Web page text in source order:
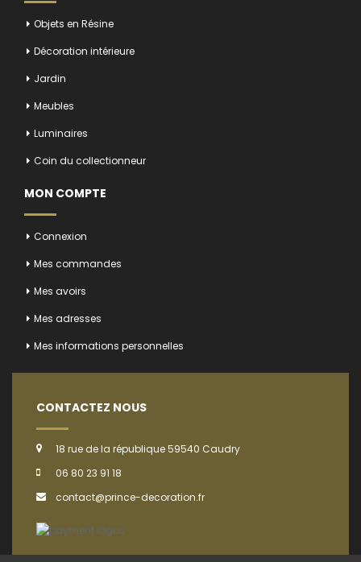
Objets en Résine
Décoration intérieure
Jardin
Meubles
Luminaires
Coin du collectionneur
MON COMPTE
Connexion
Mes commandes
Mes avoirs
Mes adresses
Mes informations personnelles
CONTACTEZ NOUS
18 rue de la république 59540 Caudry
06 80 23 91 18
contact@prince-decoration.fr